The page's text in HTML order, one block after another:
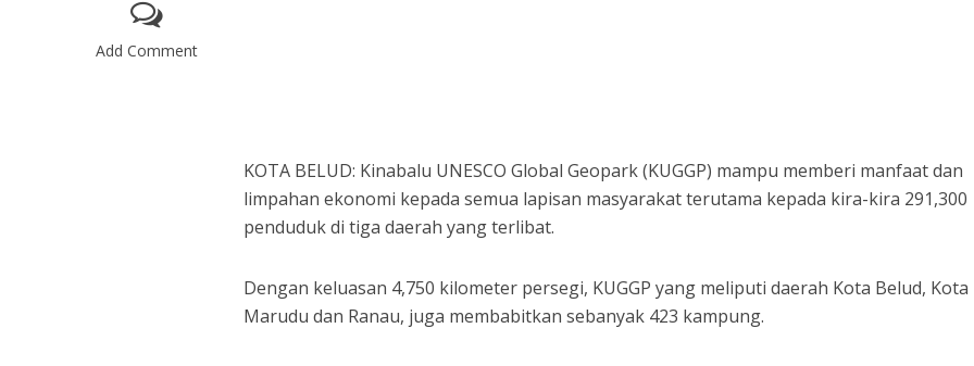
Add Comment
KOTA BELUD: Kinabalu UNESCO Global Geopark (KUGGP) mampu memberi manfaat dan
limpahan ekonomi kepada semua lapisan masyarakat terutama kepada kira-kira 291,300
penduduk di tiga daerah yang terlibat.
Dengan keluasan 4,750 kilometer persegi, KUGGP yang meliputi daerah Kota Belud, Kota
Marudu dan Ranau, juga membabitkan sebanyak 423 kampung.